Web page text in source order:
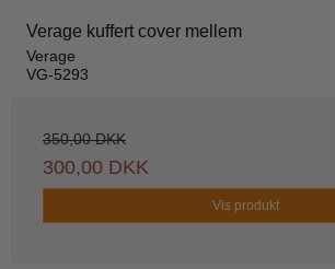
Verage kuffert cover mellem
Verage
VG-5293
350,00 DKK
300,00 DKK
Vis produkt